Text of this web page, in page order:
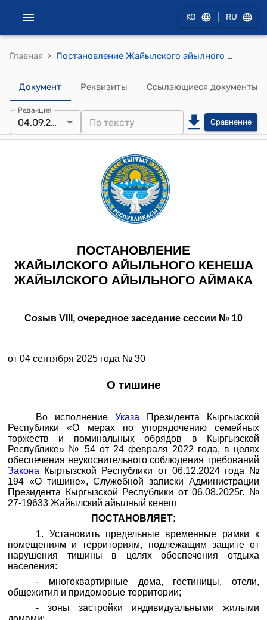
KG RU
Главная › Постановление Жайылского айылного кенеша Жайылского айылного аймака от 4 сентября 2025 года № 30 "О тишине"
Документ Реквизиты Ссылающиеся документы
Редакция
04.09.2025 Сравнение